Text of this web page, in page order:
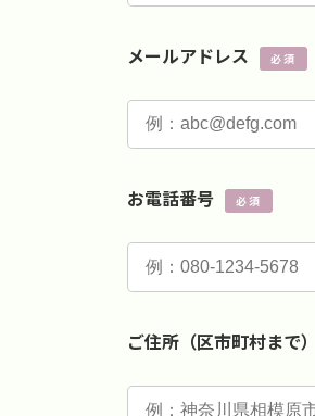
メールアドレス 必須
お電話番号 必須
ご住所（区市町村まで）